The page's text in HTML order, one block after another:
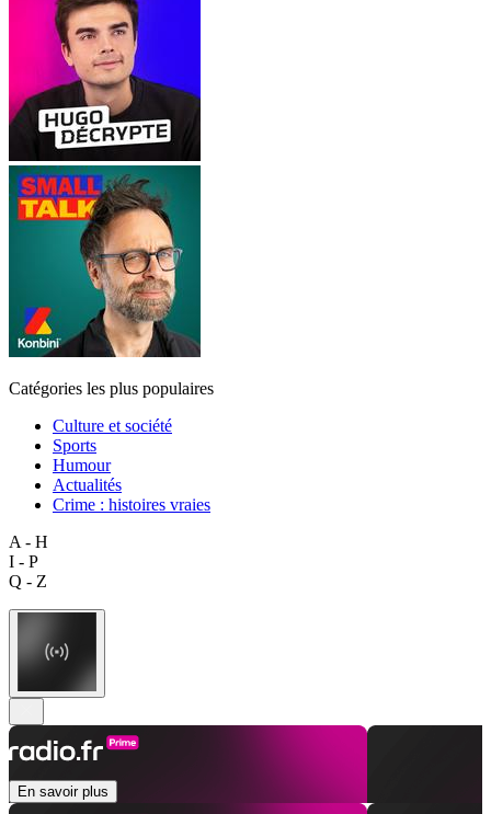
Catégories les plus populaires
Culture et société
Sports
Humour
Actualités
Crime : histoires vraies
A - H
I - P
Q - Z
En savoir plus